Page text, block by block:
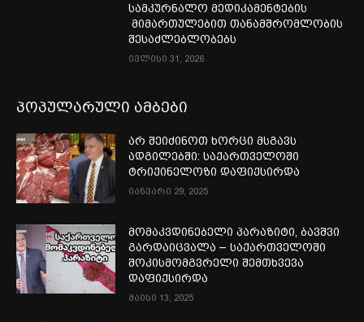
სამკურნალო მედიკამენტების
მიმართულებით თანამშრომლობის
შესაძლებლობებს
ივლისი 31, 2026
პოპულარული ამბები
არ შეიძინოთ ხორცი მსგავს
ადგილებში: საქართველოში
ტრიქინელოზი დაფიქსირდა
იანვარი 29, 2025
მომაკვდინებელი პარაზიტი, ბავშვი
გარდაიცვალა – საქართველოში
შოკისმომგვრელი შემთხვევა
დაფიქსირდა
მაისი 13, 2025